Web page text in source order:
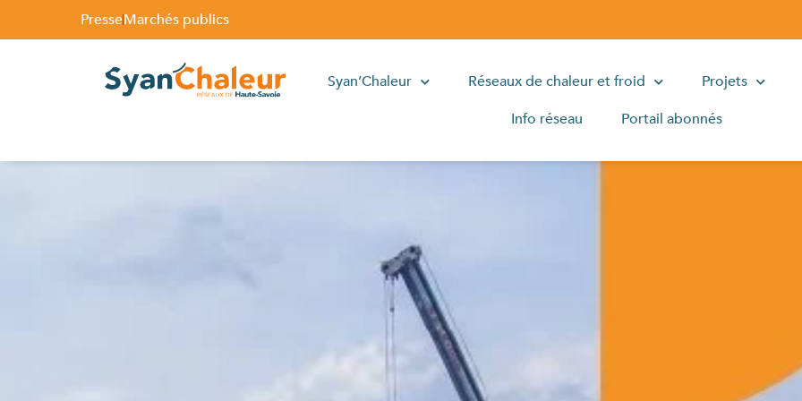
PresseMarchés publics
Syan’Chaleur Réseaux de chaleur et froid Projets
Info réseau
Portail abonnés